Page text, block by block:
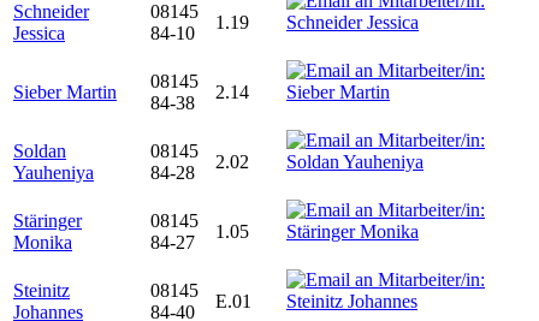
Schneider
Jessica
08145
84-10
1.19
Sieber Martin
08145
84-38
2.14
Soldan
Yauheniya
08145
84-28
2.02
Stäringer
Monika
08145
84-27
1.05
Steinitz
Johannes
08145
84-40
E.01